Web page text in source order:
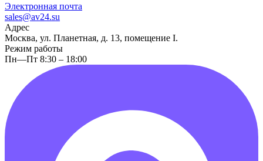
Электронная почта
sales@av24.su
Адрес
Москва, ул. Планетная, д. 13, помещение I.
Режим работы
Пн—Пт 8:30 – 18:00